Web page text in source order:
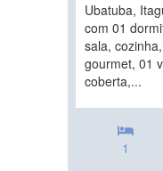
Ubatuba,
com 01
sala,
gourmet, 01
coberta,...
1